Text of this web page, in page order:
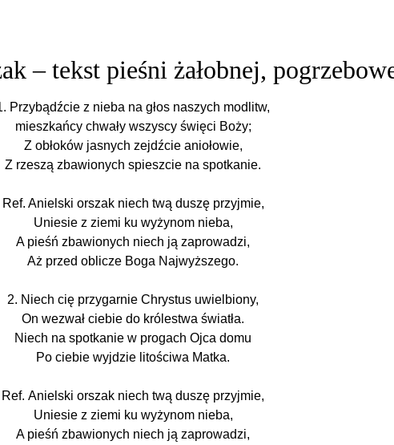
– tekst pieśni żałobnej,
Przybądźcie z nieba na głos naszych modlitw,
mieszkańcy chwały wszyscy święci Boży;
Z obłoków jasnych zejdźcie aniołowie,
Z rzeszą zbawionych spieszcie na spotkanie.
Ref. Anielski orszak niech twą duszę przyjmie,
Uniesie z ziemi ku wyżynom nieba,
A pieśń zbawionych niech ją zaprowadzi,
Aż przed oblicze Boga Najwyższego.
2. Niech cię przygarnie Chrystus uwielbiony,
On wezwał ciebie do królestwa światła.
Niech na spotkanie w progach Ojca domu
Po ciebie wyjdzie litościwa Matka.
Ref. Anielski orszak niech twą duszę przyjmie,
Uniesie z ziemi ku wyżynom nieba,
A pieśń zbawionych niech ją zaprowadzi,